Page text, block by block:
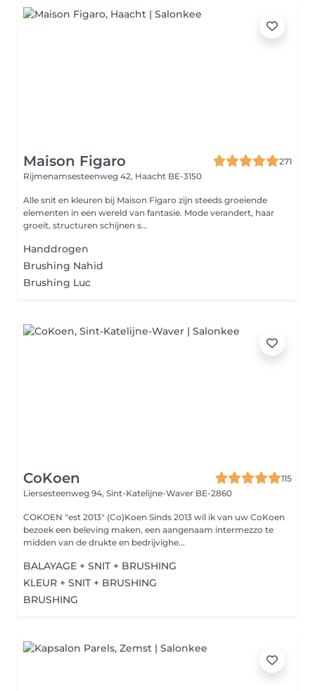
Maison Figaro
271
Rijmenamsesteenweg 42, Haacht BE-3150
Alle snit en kleuren bij Maison Figaro zijn steeds groeiende
elementen in een wereld van fantasie. Mode verandert, haar
groeit, structuren schijnen s...
Handdrogen
Brushing Nahid
Brushing Luc
CoKoen
115
Liersesteenweg 94, Sint-Katelijne-Waver BE-2860
COKOEN "est 2013" (Co)Koen Sinds 2013 wil ik van uw CoKoen
bezoek een beleving maken, een aangenaam intermezzo te
midden van de drukte en bedrijvighe...
BALAYAGE + SNIT + BRUSHING
KLEUR + SNIT + BRUSHING
BRUSHING